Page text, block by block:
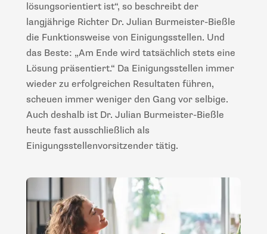
lösungsorientiert ist“, so beschreibt der
langjährige Richter Dr. Julian Burmeister-Bießle
die Funktionsweise von Einigungsstellen. Und
das Beste: „Am Ende wird tatsächlich stets eine
Lösung präsentiert.“ Da Einigungsstellen immer
wieder zu erfolgreichen Resultaten führen,
scheuen immer weniger den Gang vor selbige.
Auch deshalb ist Dr. Julian Burmeister-Bießle
heute fast ausschließlich als
Einigungsstellenvorsitzender tätig.